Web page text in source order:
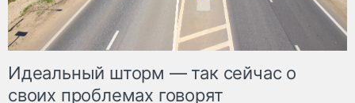
Идеальный шторм — так сейчас о
своих проблемах говорят